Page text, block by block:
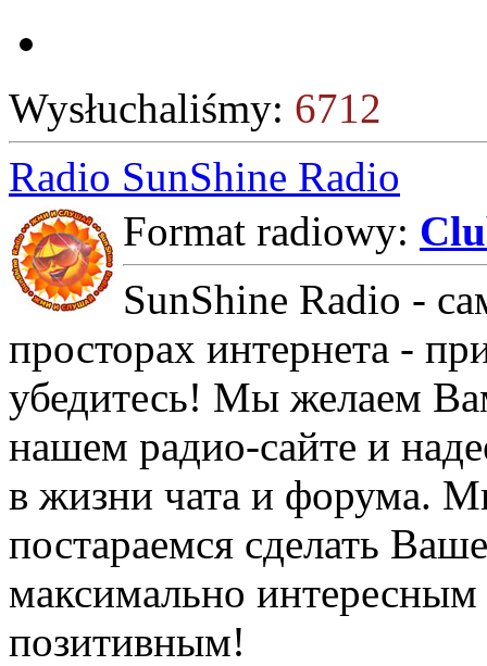
Wysłuchaliśmy: 6712
Radio SunShine Radio
Format radiowy:
SunShine Radio -
просторах интернета -
убедитесь! Мы желаем
нашем радио-сайте и
в жизни чата и форума.
постараемся сделать
максимально
позитивным!